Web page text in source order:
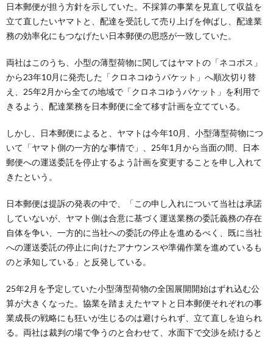
日本郵便が担う方針を示していた。不採算の事業を見直して収益を
立て直したいヤマトと、配達を受託して売り上げを伸ばし、配達業
務の効率化にもつなげたい日本郵便の思惑が一致していた。
両社はこのうち、小型の薄型荷物に関してはヤマトの「ネコポス」
から23年10月に発売した「クロネコゆうパケット」へ順次切り替
え、25年2月から全ての地域で「クロネコゆうパケット」を利用で
きるよう、配達業務を日本郵便に全て移す計画を立てている。
しかし、日本郵便によると、ヤマトは今年10月、小型薄型荷物につ
いて「ヤマト側の一方的な事情で」、25年1月から当面の間、日本
郵便への運送委託を停止するよう計画を変更することを申し入れて
きたという。
日本郵便は提訴の発表の中で、「この申し入れについて当社は承諾
していないが、ヤマト側は合意に基づく運送業務の委託義務の存在
自体を争い、一方的に当社への委託の停止を進めるべく、既に当社
への運送委託の停止に向けたアナウンスや準備作業を進めているも
のと承知している」と反発している。
25年2月を予定していた小型薄型荷物の全国展開開始はずれ込む公
算が大きくなった。協業を踏まえたヤマトと日本郵便それぞれの事
業成長の戦略にも狂いが生じるのは避けられず、立て直しを迫られ
る。両社は裁判の場で争うのと合わせて、水面下で交渉を続けると